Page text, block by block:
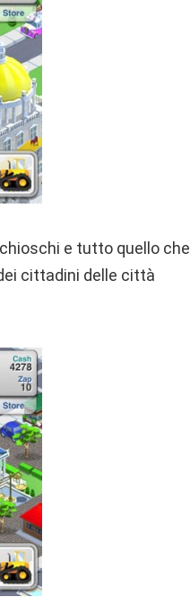
e tutto quello che
cittadini delle città